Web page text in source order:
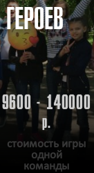
9600 - 140000
р.
стоимость игры
одной
команды